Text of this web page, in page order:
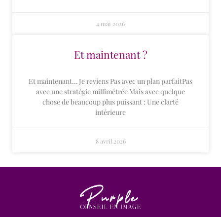
4 mai 2026
Et maintenant ?
Et maintenant… Je reviens Pas avec un plan parfaitPas
avec une stratégie millimétrée Mais avec quelque
chose de beaucoup plus puissant : Une clarté
intérieure
8 avril 2026